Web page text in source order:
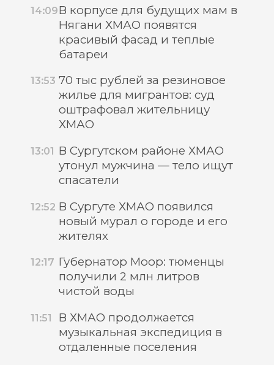
14:09В корпусе для будущих мам в
Нягани ХМАО появятся
красивый фасад и теплые
батареи
13:53 70 тыс рублей за резиновое
жилье для мигрантов: суд
оштрафовал жительницу
ХМАО
13:01 В Сургутском районе ХМАО
утонул мужчина — тело ищут
спасатели
12:52 В Сургуте ХМАО появился
новый мурал о городе и его
жителях
12:17 Губернатор Моор: тюменцы
получили 2 млн литров
чистой воды
11:51
В ХМАО продолжается
музыкальная экспедиция в
отдаленные поселения